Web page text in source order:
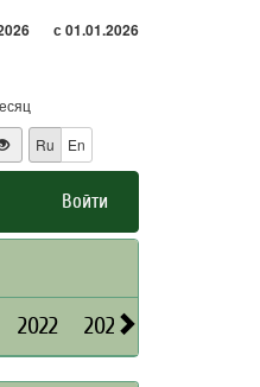
с 01.01.2026
Ru
En
Войти
2022 2021